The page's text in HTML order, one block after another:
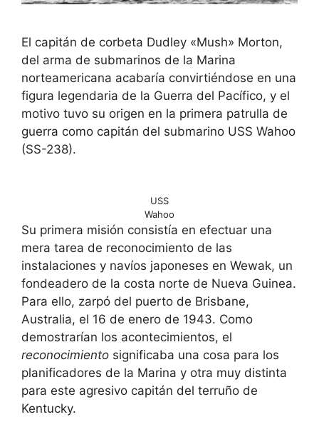
El capitán de corbeta Dudley «Mush» Morton,
del arma de submarinos de la Marina
norteamericana acabaría convirtiéndose en una
figura legendaria de la Guerra del Pacífico, y el
motivo tuvo su origen en la primera patrulla de
guerra como capitán del submarino USS Wahoo
(SS-238).
USS
Wahoo
Su primera misión consistía en efectuar una
mera tarea de reconocimiento de las
instalaciones y navíos japoneses en Wewak, un
fondeadero de la costa norte de Nueva Guinea.
Para ello, zarpó del puerto de Brisbane,
Australia, el 16 de enero de 1943. Como
demostrarían los acontecimientos, el
reconocimiento significaba una cosa para los
planificadores de la Marina y otra muy distinta
para este agresivo capitán del terruño de
Kentucky.